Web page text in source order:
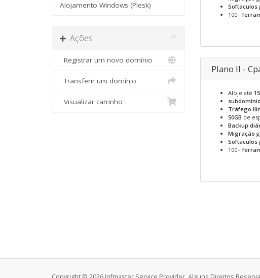
Alojamento Windows (Plesk)
Ações
Registrar um novo domínio
Transferir um domínio
Visualizar carrinho
Softaculos
100+
Plano II -
Aloje até 15
Tráfego
50GB de
Backup
Migração
Softaculos
100+